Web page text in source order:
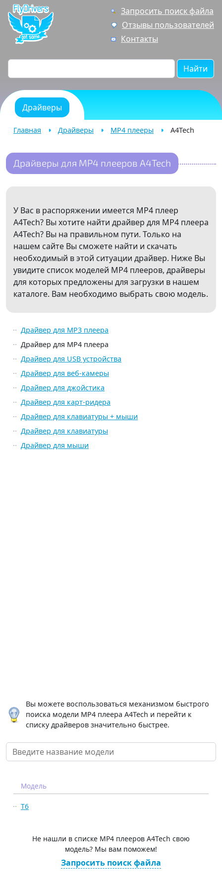
Запросить поиск файла
Отзывы пользователей
Контакты
Найти
Драйверы
Главная Драйверы MP4 плееры A4Tech
Драйверы для MP4 плееров A4Tech
У Вас в распоряжении имеется MP4 плеер
A4Tech? Вы хотите найти драйвер для MP4 плеера
A4Tech? Вы на правильном пути. Только на
нашем сайте Вы сможете найти и скачать
необходимый в этой ситуации драйвер. Ниже Вы
увидите список моделей MP4 плееров, драйверы
для которых предложены для загрузки в нашем
каталоге. Вам необходимо выбрать свою модель.
Драйвер для MP3 плеера
Драйвер для MP4 плеера
Драйвер для USB устройства
Драйвер для веб-камеры
Драйвер для джойстика
Драйвер для карт-ридера
Драйвер для клавиатуры + мыши
Драйвер для клавиатуры
Драйвер для мыши
Вы можете воспользоваться механизмом быстрого
поиска модели MP4 плеера A4Tech и перейти к
списку драйверов значительно быстрее.
Модель
T6
Не нашли в списке MP4 плееров A4Tech свою
модель? Мы вам поможем!
Запросить поиск файла